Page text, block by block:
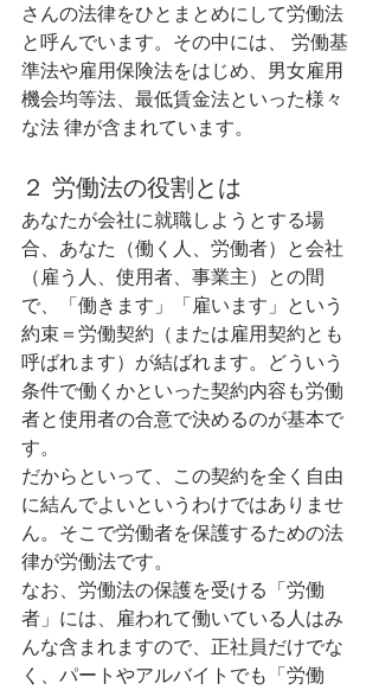
さんの法律をひとまとめにして労働法
と呼んでいます。その中には、 労働基
準法や雇用保険法をはじめ、男女雇用
機会均等法、最低賃金法といった様々
な法 律が含まれています。
２ 労働法の役割とは
あなたが会社に就職しようとする場
合、あなた（働く人、労働者）と会社
（雇う人、使用者、事業主）との間
で、「働きます」「雇います」という
約束＝労働契約（または雇用契約とも
呼ばれます）が結ばれます。どういう
条件で働くかといった契約内容も労働
者と使用者の合意で決めるのが基本で
す。
だからといって、この契約を全く自由
に結んでよいというわけではありませ
ん。そこで労働者を保護するための法
律が労働法です。
なお、労働法の保護を受ける「労働
者」には、雇われて働いている人はみ
んな含まれますので、正社員だけでな
く、パートやアルバイトでも「労働